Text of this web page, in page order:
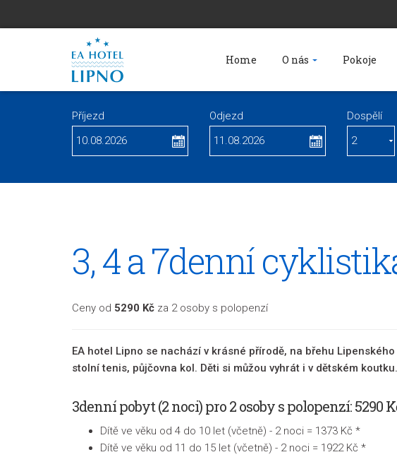
Home O nás Pokoje
Příjezd Odjezd Dospělí
3, 4 a 7denní
Ceny od 5290 Kč za 2 osoby s polopenzí
EA hotel Lipno se nachází v krásné přírodě, na břehu
stolní tenis, půjčovna kol. Děti si můžou vyhrát i v dětském
3denní pobyt (2 noci) pro 2 osoby s polopenzí: 5290
Dítě ve věku od 4 do 10 let (včetně) - 2 noci = 1373 Kč *
Dítě ve věku od 11 do 15 let (včetně) - 2 noci = 1922 Kč *